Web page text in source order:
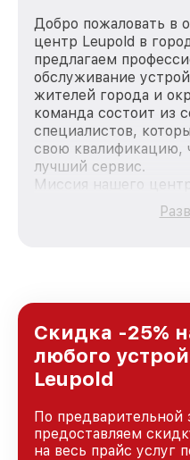
Добро пожаловать в
центр Leupold в
предлагаем
обслуживание
жителей города и
команда состоит из
специалистов,
свою квалификацию,
лучший сервис.
Миссия нашего
качественный и
каждого
Казани, постоянно
и лояльности наших
Скидка -25%
любого
Leupold
По предварительной
предоставляем
на весь прайс услуг